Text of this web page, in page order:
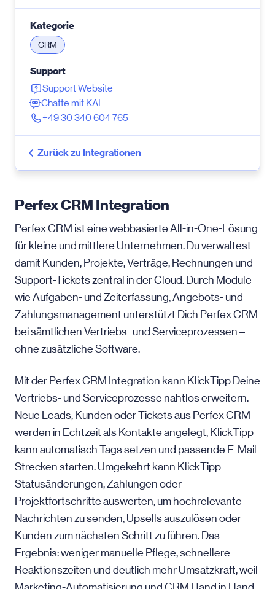
Kategorie
CRM
Support
Support Website
Chatte mit KAI
+49 30 340 604 765
Zurück zu Integrationen
Perfex CRM Integration
Perfex CRM ist eine webbasierte All-in-One-Lösung
für kleine und mittlere Unternehmen. Du verwaltest
damit Kunden, Projekte, Verträge, Rechnungen und
Support-Tickets zentral in der Cloud. Durch Module
wie Aufgaben- und Zeit­erfassung, Angebots- und
Zahlungsmanagement unterstützt Dich Perfex CRM
bei sämtlichen Vertriebs- und Serviceprozessen –
ohne zusätzliche Software.
Mit der Perfex CRM Integration kann KlickTipp Deine
Vertriebs- und Serviceprozesse nahtlos erweitern.
Neue Leads, Kunden oder Tickets aus Perfex CRM
werden in Echtzeit als Kontakte angelegt, KlickTipp
kann automatisch Tags setzen und passende E-Mail-
Strecken starten. Umgekehrt kann KlickTipp
Statusänderungen, Zahlungen oder
Projektfortschritte auswerten, um hoch­relevante
Nachrichten zu senden, Upsells auszulösen oder
Kunden zum nächsten Schritt zu führen. Das
Ergebnis: weniger manuelle Pflege, schnellere
Reaktionszeiten und deutlich mehr Umsatzkraft, weil